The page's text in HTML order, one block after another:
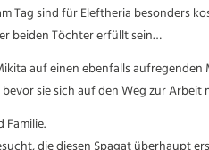
Tag sind für Eleftheria besonders
beiden Töchter erfüllt sein…
auf einen ebenfalls aufregenden
sie sich auf den Weg zur Arbeit